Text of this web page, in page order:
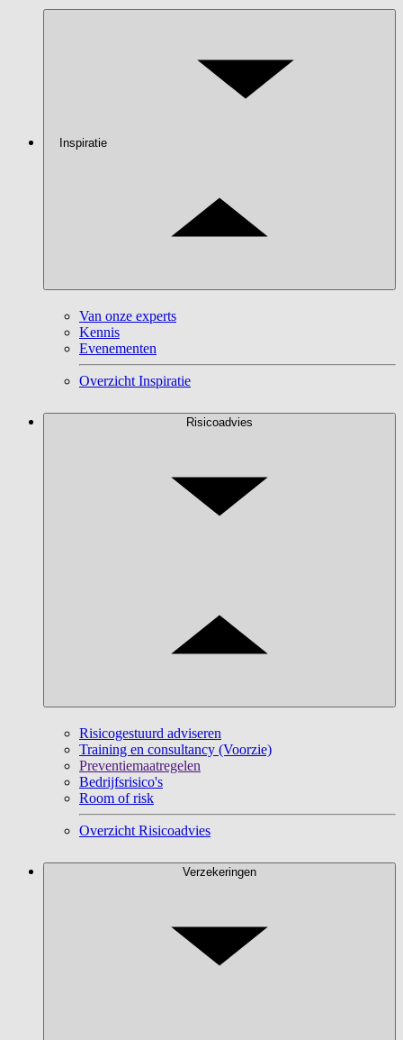
Inspiratie
Van onze experts
Kennis
Evenementen
Overzicht Inspiratie
Risicoadvies
Risicogestuurd adviseren
Training en consultancy (Voorzie)
Preventiemaatregelen
Bedrijfsrisico's
Room of risk
Overzicht Risicoadvies
Verzekeringen